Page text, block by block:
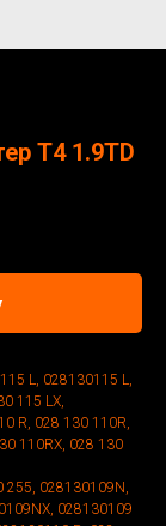
Т4 1.9TD
L, 028130115 L,
115 LX,
R, 028 130 110R,
110RX, 028 130
255, 028130109N,
028130109